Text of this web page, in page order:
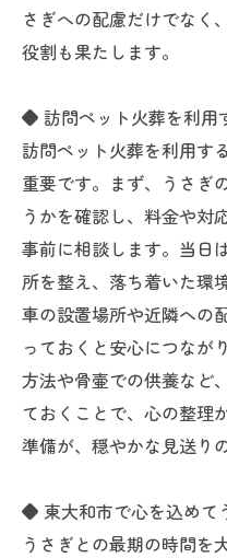
さぎへの配慮だけでなく
役割も果たします。
◆ 訪問ペット火葬を利用
訪問ペット火葬を利用す
重要です。まず、うさぎ
うかを確認し、料金や対
事前に相談します。当日
所を整え、落ち着いた環
車の設置場所や近隣への
っておくと安心につなが
方法や骨壷での供養など
ておくことで、心の整理
準備が、穏やかな見送り
◆ 東大和市で心を込めて
うさぎとの最期の時間を